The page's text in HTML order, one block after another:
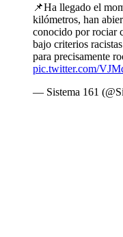
📌Ha llegado el
kilómetros, han
conocido por rociar
bajo criterios
para precisamente
pic.twitter.com/
— Sistema 161